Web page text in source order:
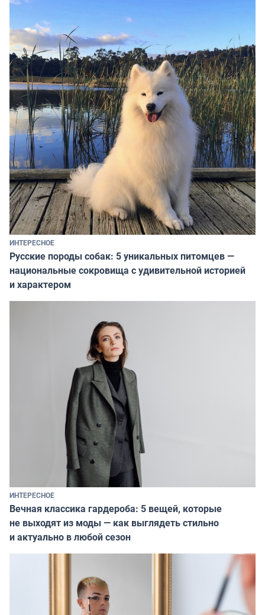
ИНТЕРЕСНОЕ
Русские породы собак: 5 уникальных питомцев —
национальные сокровища с удивительной историей
и характером
ИНТЕРЕСНОЕ
Вечная классика гардероба: 5 вещей, которые
не выходят из моды — как выглядеть стильно
и актуально в любой сезон